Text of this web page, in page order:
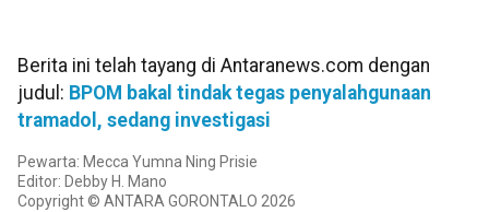
Berita ini telah tayang di Antaranews.com dengan
judul: BPOM bakal tindak tegas penyalahgunaan
tramadol, sedang investigasi
Pewarta: Mecca Yumna Ning Prisie
Editor: Debby H. Mano
Copyright © ANTARA GORONTALO 2026